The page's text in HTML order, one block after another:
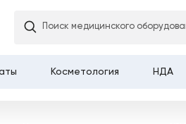
Поиск медицинского
Косметология НДА
DE10-3E датчик УЗИ